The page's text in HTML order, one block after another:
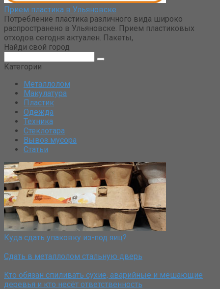
Прием пластика в Ульяновске
Потребление пластика различного вида широко
распространено в Ульяновске. Прием пластиковых
отходов сегодня актуален. Пакеты,
Найди свой город
Категории
Металлолом
Макулатура
Пластик
Одежда
Техника
Стеклотара
Вывоз мусора
Статьи
Куда сдать упаковку из-под яиц?
Сдать в металлолом стальную дверь
Кто обязан спиливать сухие, аварийные и мешающие
деревья и кто несёт ответственность